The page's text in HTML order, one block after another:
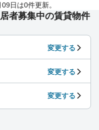
日は0件更新。
者募集中の賃貸物件
変更する
変更する
変更する